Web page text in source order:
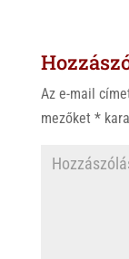
A
p
Az e-mail
mezőket *